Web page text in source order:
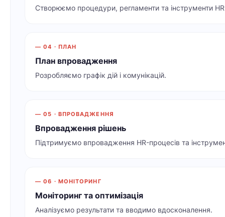
Створюємо процедури, регламенти та інструменти
— 04 · ПЛАН
План впровадження
Розробляємо графік дій і комунікацій.
— 05 · ВПРОВАДЖЕННЯ
Впровадження рішень
Підтримуємо впровадження HR-процесів та
— 06 · МОНІТОРИНГ
Моніторинг та оптимізація
Аналізуємо результати та вводимо вдосконалення.